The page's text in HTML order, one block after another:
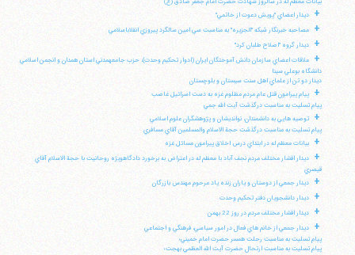
+ ديدار اعضاي "پويش دعوت از خاتمي"
+ مصاحبه خبرنگار شبكه "الجزيره" به مناسبت سي امين سالگرد پيروزي انقلاباسلامي
+ ديدار گروه "اصلاح طلبان كرد"
+
ملاقات اعضاي سازمان دانش آموختگان ايران (ادوار تحكيم وحدت)، حزب جامعهمدني استان همدان و انجمن اسلامي
دانشگاه بوعلي سينا
ديدار دو تن از علماي اهل سنت سيستان و بلوچستان
+
پيام پيرامون قتل عام مردم مظلوم غزه به دست اسرائيل غاصب
پيام تسليت به مناسبت درگذشت آيت الله جمي
+
توصيه هايي به دانشمندان، نوانديشان و پژوهشگران علوم اسلامي
پيام تسليت به مناسبت درگذشت حجة الاسلام والمسلمين آقاي مسافري
+ بيانات معظم له در ابتداي درس اخلاق پيرامون مسائل غزه
+
ديدار اقشار مختلف مردم نجف آباد با معظم له در اعتراض به برخورد دادگاهويژه روحانيت با حجة الاسلام آقاي
قيصري
+ ديدار جمعي از دوستان و ياران زنده ياد مرحوم مهندس بازرگان
+ ديدار دانشجويان دفتر تحكيم وحدت
+ ديدار اقشار مختلف مردم در روز 22 بهمن
+
ديدار جمعي از خانم هاي فعال در امور سياسي، فرهنگي و اجتماعي
پيام تسليت به مناسبت رحلت همسر حضرت امام خميني؛
پيام تسليت به مناسبت ارتحال حضرت آيت الله العظمي بهجت؛